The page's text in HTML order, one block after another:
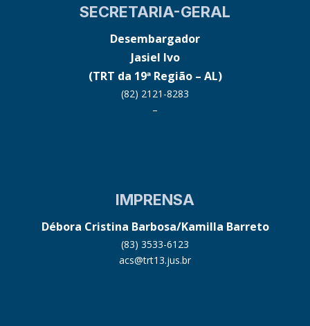
SECRETARIA-GERAL
Desembargador
Jasiel Ivo
(TRT da 19ª Região – AL)
(82) 2121-8283
–
IMPRENSA
Débora Cristina Barbosa/Kamilla Barreto
(83) 3533-6123
acs@trt13.jus.br